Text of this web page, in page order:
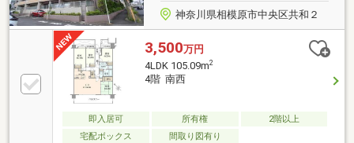
神奈川県相模原市中央区共和２
3,500万円
4LDK 105.09m2
4階 南西
即入居可 所有権
2階以上
宅配ボックス
間取り図有り